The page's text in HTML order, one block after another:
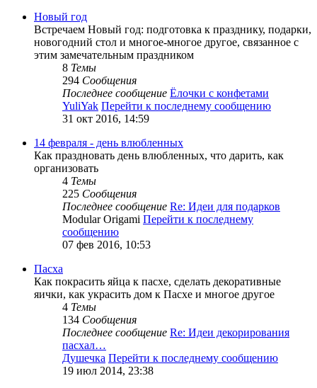
Новый год
Встречаем Новый год: подготовка к празднику, подарки,
новогодний стол и многое-многое другое, связанное с
этим замечательным праздником
8 Темы
294 Сообщения
Последнее сообщение Ёлочки с конфетами
YuliYak Перейти к последнему сообщению
31 окт 2016, 14:59
14 февраля - день влюбленных
Как праздновать день влюбленных, что дарить, как
организовать
4 Темы
225 Сообщения
Последнее сообщение Re: Идеи для подарков
Modular Origami Перейти к последнему
сообщению
07 фев 2016, 10:53
Пасха
Как покрасить яйца к пасхе, сделать декоративные
яички, как украсить дом к Пасхе и многое другое
4 Темы
134 Сообщения
Последнее сообщение Re: Идеи декорирования
пасхал…
Душечка Перейти к последнему сообщению
19 июл 2014, 23:38